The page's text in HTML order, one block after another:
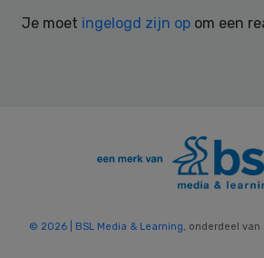
Je moet ingelogd zijn op om een
© 2026 | BSL Media & Learning, onderdeel van